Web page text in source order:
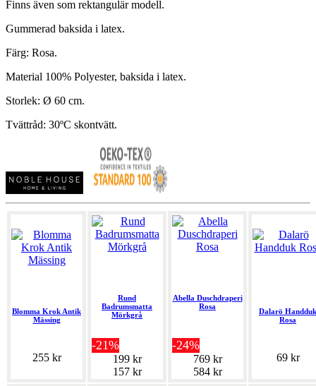
Finns även som rektangulär modell.
Gummerad baksida i latex.
Färg: Rosa.
Material 100% Polyester, baksida i latex.
Storlek: Ø 60 cm.
Tvättråd: 30ºC skontvätt.
Blomma Krok Antik
Mässing
255 kr
Rund
Badrumsmatta
Mörkgrå
-21%
199 kr
157 kr
Abella Duschdraperi
Rosa
-24%
769 kr
584 kr
Dalarö Handduk
Rosa
69 kr